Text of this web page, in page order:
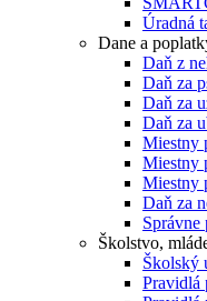
Úradná
Dane a
Daň z
Daň za
Daň za
Daň za
Miestny
Miestny
Miestny
Daň za
Správne
Školstvo,
Školský
Pravidlá